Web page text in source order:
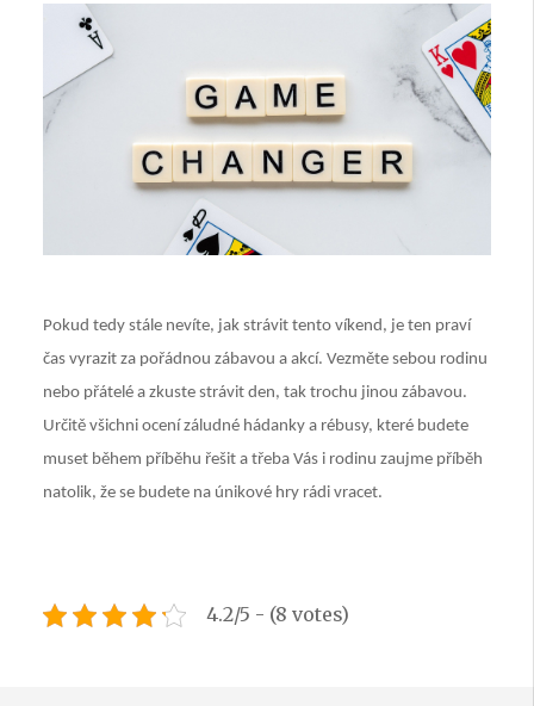
Pokud tedy stále nevíte, jak strávit tento víkend, je ten praví
čas vyrazit za pořádnou zábavou a akcí. Vezměte sebou rodinu
nebo přátelé a zkuste strávit den, tak trochu jinou zábavou.
Určitě všichni ocení záludné hádanky a rébusy, které budete
muset během příběhu řešit a třeba Vás i rodinu zaujme příběh
natolik, že se budete na únikové hry rádi vracet.
4.2/5 - (8 votes)